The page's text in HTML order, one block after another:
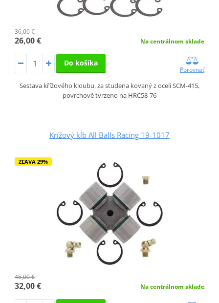
36,00 €
26,00 € Na centrálnom sklade
Do košíka
Porovnať
Sestava křížového kloubu, za studena kovaný z oceli SCM-415,
povrchově tvrzeno na HRC58-76
Krížový kĺb All Balls Racing 19-1017
ZĽAVA 29%
45,00 €
32,00 € Na centrálnom sklade